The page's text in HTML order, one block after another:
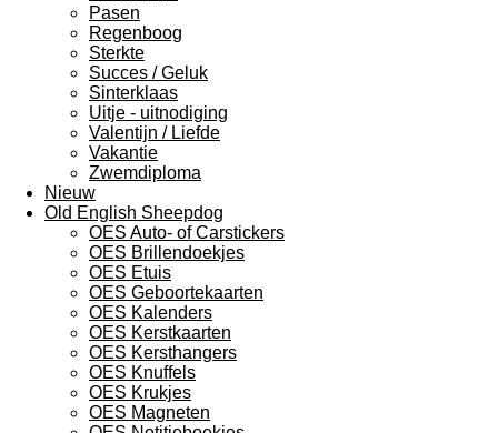
Pasen
Regenboog
Sterkte
Succes / Geluk
Sinterklaas
Uitje - uitnodiging
Valentijn / Liefde
Vakantie
Zwemdiploma
Nieuw
Old English Sheepdog
OES Auto- of Carstickers
OES Brillendoekjes
OES Etuis
OES Geboortekaarten
OES Kalenders
OES Kerstkaarten
OES Kersthangers
OES Knuffels
OES Krukjes
OES Magneten